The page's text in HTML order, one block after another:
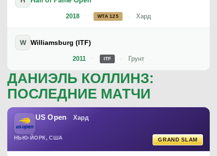
2018 WTA 125 Хард
2011
W Williamsburg (ITF)
ITF Грунт
ДАНИЭЛЬ КОЛЛИНЗ:
ПОСЛЕДНИЕ МАТЧИ
US Open Хард
НЬЮ-ЙОРК, США GRAND SLAM